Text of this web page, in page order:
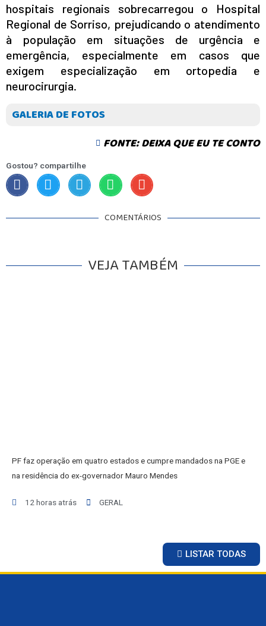
hospitais regionais sobrecarregou o Hospital
Regional de Sorriso, prejudicando o atendimento
à população em situações de urgência e
emergência, especialmente em casos que
exigem especialização em ortopedia e
neurocirurgia.
GALERIA DE FOTOS
FONTE: DEIXA QUE EU TE CONTO
Gostou? compartilhe
COMENTÁRIOS
VEJA TAMBÉM
PF faz operação em quatro estados e cumpre mandados na PGE e
na residência do ex-governador Mauro Mendes
12 horas atrás GERAL
LISTAR TODAS
INICIO
AGRONEGÓCIO